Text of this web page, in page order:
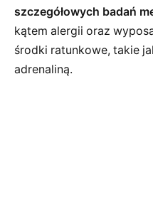
szczegółowych badań
kątem alergii oraz
środki ratunkowe, takie
adrenaliną.